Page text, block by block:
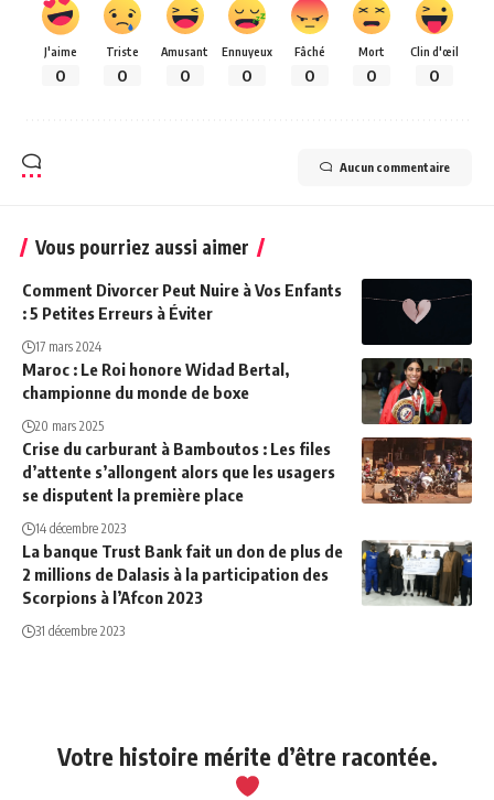
J'aime
0
Triste
0
Amusant
0
Ennuyeux
0
Fâché
0
Mort
0
Clin d'œil
0
Aucun commentaire
Vous pourriez aussi aimer
Comment Divorcer Peut Nuire à Vos Enfants
: 5 Petites Erreurs à Éviter
17 mars 2024
Maroc : Le Roi honore Widad Bertal,
championne du monde de boxe
20 mars 2025
Crise du carburant à Bamboutos : Les files
d’attente s’allongent alors que les usagers
se disputent la première place
14 décembre 2023
La banque Trust Bank fait un don de plus de
2 millions de Dalasis à la participation des
Scorpions à l’Afcon 2023
31 décembre 2023
Votre histoire mérite d’être racontée.